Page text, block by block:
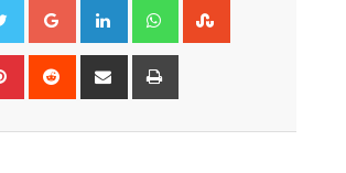
Google+ LinkedIn Whatsapp
Pinterest Reddit
Share